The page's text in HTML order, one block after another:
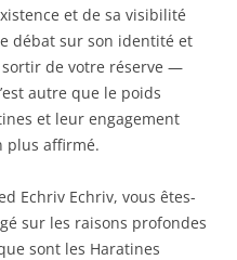
et de sa visibilité
débat sur son identité et
de votre réserve —
autre que le poids
et leur engagement
plus affirmé.
Echriv Echriv, vous êtes-
sur les raisons profondes
sont les Haratines